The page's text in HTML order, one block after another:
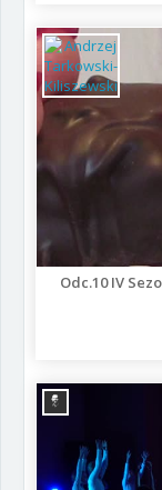
Odc.10 IV